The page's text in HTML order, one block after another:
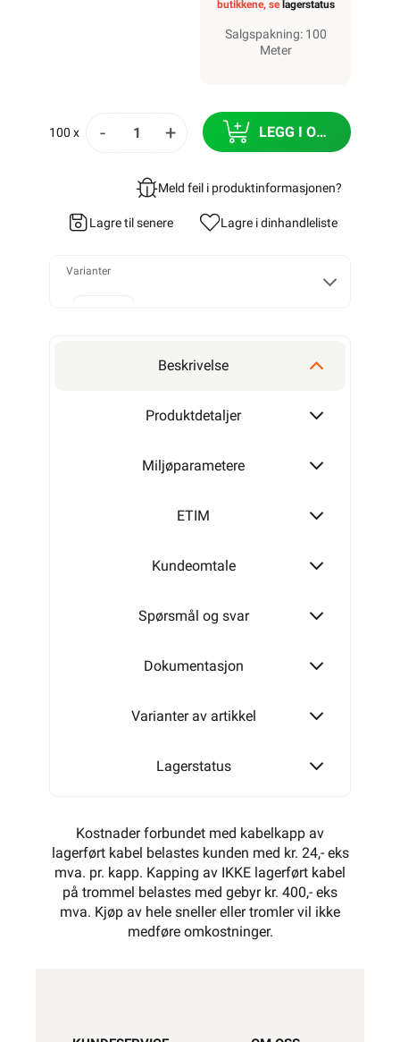
butikkene, se lagerstatus
Salgspakning: 100
Meter
100 x - + LEGG I ORDRE
Meld feil i produktinformasjonen?
Lagre til senere Lagre i dinhandleliste
Varianter
Alarmkabel skjermet 6 leder
Alarmkabel skjermet 12 leder
Beskrivelse
Produktdetaljer
Miljøparametere
ETIM
Kundeomtale
Spørsmål og svar
Dokumentasjon
Varianter av artikkel
Lagerstatus
Kostnader forbundet med kabelkapp av
lagerført kabel belastes kunden med kr. 24,- eks
mva. pr. kapp. Kapping av IKKE lagerført kabel
på trommel belastes med gebyr kr. 400,- eks
mva. Kjøp av hele sneller eller tromler vil ikke
medføre omkostninger.